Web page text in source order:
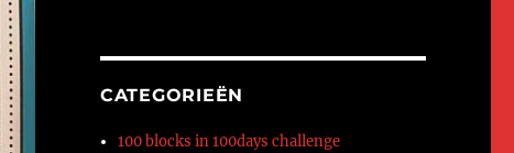
CATEGORIEËN
100 blocks in 100days challenge